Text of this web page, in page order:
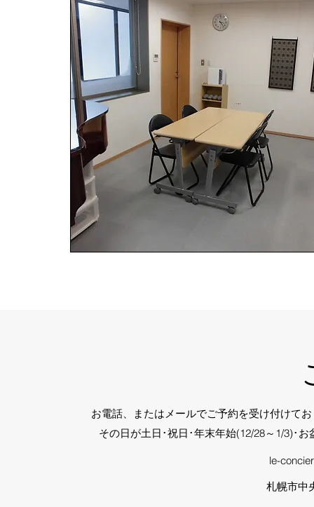
お電話、またはメールでご予約を受け付けて
その日が土日･祝日･年末年始(12/28～1/3)･ お
le-
札幌市中